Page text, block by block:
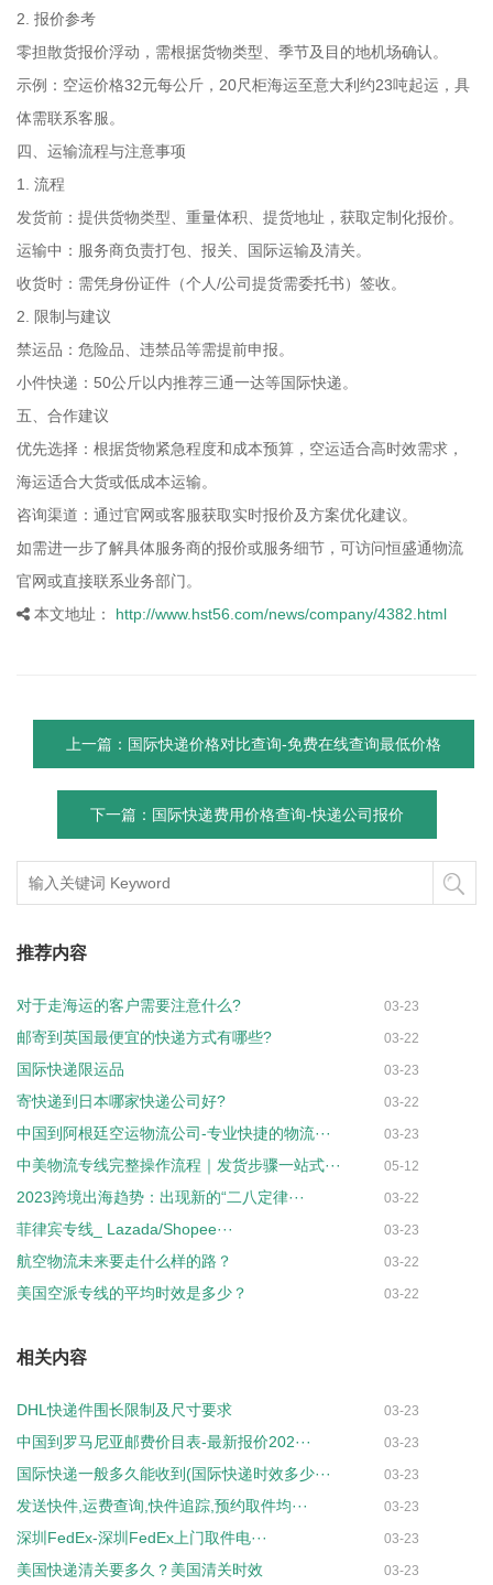
2. 报价参考
零担散货报价浮动，需根据货物类型、季节及目的地机场确认。
示例：空运价格32元每公斤，20尺柜海运至意大利约23吨起运，具
体需联系客服。
四、运输流程与注意事项
1. 流程
发货前：提供货物类型、重量体积、提货地址，获取定制化报价。
运输中：服务商负责打包、报关、国际运输及清关。
收货时：需凭身份证件（个人/公司提货需委托书）签收。
2. 限制与建议
禁运品：危险品、违禁品等需提前申报。
小件快递：50公斤以内推荐三通一达等国际快递。
五、合作建议
优先选择：根据货物紧急程度和成本预算，空运适合高时效需求，
海运适合大货或低成本运输。
咨询渠道：通过官网或客服获取实时报价及方案优化建议。
如需进一步了解具体服务商的报价或服务细节，可访问恒盛通物流
官网或直接联系业务部门。
本文地址：
http://www.hst56.com/news/company/4382.html
上一篇：国际快递价格对比查询-免费在线查询最低价格
下一篇：国际快递费用价格查询-快递公司报价
推荐内容
对于走海运的客户需要注意什么? 03-23
邮寄到英国最便宜的快递方式有哪些? 03-22
国际快递限运品 03-23
寄快递到日本哪家快递公司好? 03-22
中国到阿根廷空运物流公司-专业快捷的物流··· 03-23
中美物流专线完整操作流程｜发货步骤一站式··· 05-12
2023跨境出海趋势：出现新的“二八定律··· 03-22
菲律宾专线_ Lazada/Shopee··· 03-23
航空物流未来要走什么样的路？ 03-22
美国空派专线的平均时效是多少？ 03-22
相关内容
DHL快递件围长限制及尺寸要求 03-23
中国到罗马尼亚邮费价目表-最新报价202··· 03-23
国际快递一般多久能收到(国际快递时效多少··· 03-23
发送快件,运费查询,快件追踪,预约取件均··· 03-23
深圳FedEx-深圳FedEx上门取件电··· 03-23
美国快递清关要多久？美国清关时效 03-23